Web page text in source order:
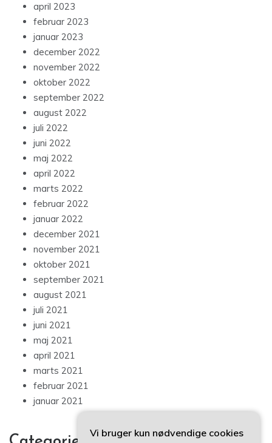
april 2023
februar 2023
januar 2023
december 2022
november 2022
oktober 2022
september 2022
august 2022
juli 2022
juni 2022
maj 2022
april 2022
marts 2022
februar 2022
januar 2022
december 2021
november 2021
oktober 2021
september 2021
august 2021
juli 2021
juni 2021
maj 2021
april 2021
marts 2021
februar 2021
januar 2021
Vi bruger kun nødvendige cookies